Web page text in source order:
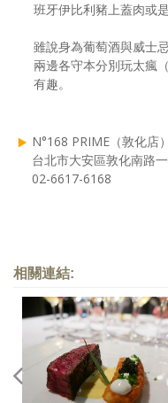
班牙伊比利豬上蓋肉或
雖說身為葡萄酒與威士
兩邊各守本分別玩太瘋
有趣。
N°168 PRIME（敦化店）
台北市大安區敦化南路
02-6617-6168
相關連結: